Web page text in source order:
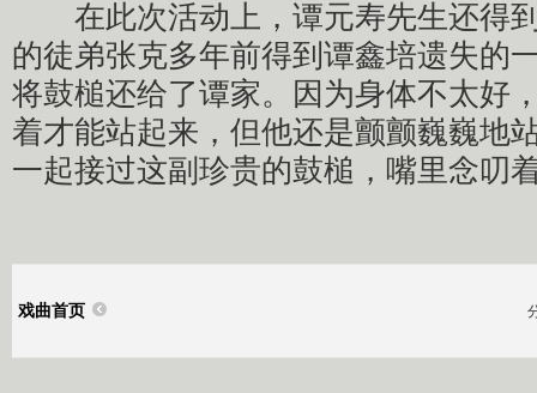
在此次活动上，谭元寿先生还得到
的徒弟张克多年前得到谭鑫培遗失的
将鼓槌还给了谭家。因为身体不太好
着才能站起来，但他还是颤颤巍巍地
一起接过这副珍贵的鼓槌，嘴里念叨
戏曲首页